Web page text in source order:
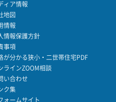
ィア情報
地図
情報
情報保護方針
事項
が分かる狭小・二世帯住宅PDF
ラインZOOM相談
い合わせ
ク集
ォームサイト